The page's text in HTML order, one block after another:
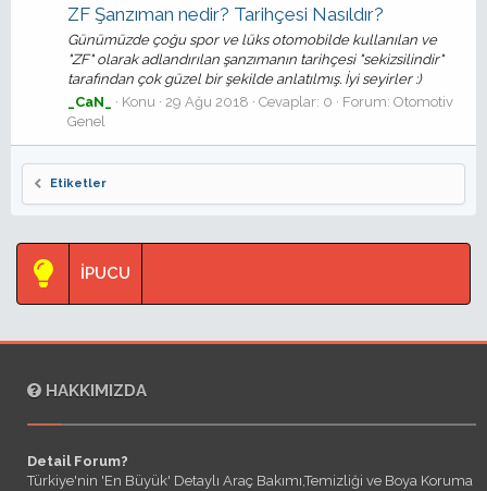
ZF Şanzıman nedir? Tarihçesi Nasıldır?
Günümüzde çoğu spor ve lüks otomobilde kullanılan ve
"ZF" olarak adlandırılan şanzımanın tarihçesi "sekizsilindir"
tarafından çok güzel bir şekilde anlatılmış. İyi seyirler :)
_CaN_
Konu 29 Ağu 2018 Cevaplar: 0 Forum: Otomotiv
Genel
Etiketler
İPUCU
HAKKIMIZDA
Detail Forum?
Türkiye'nin 'En Büyük' Detaylı Araç Bakımı,Temizliği ve Boya Koruma